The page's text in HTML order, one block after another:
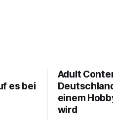
es bei
Adult
einem
wird